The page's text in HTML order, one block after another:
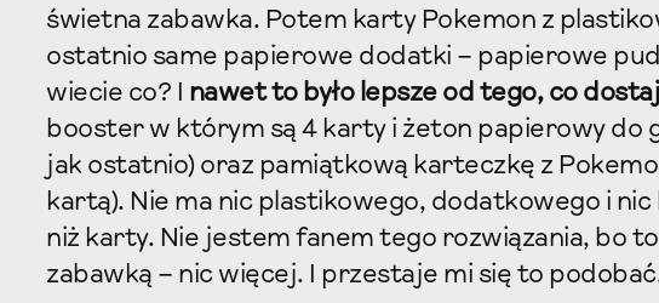
świetna zabawka. Potem karty Pokemon z
ostatnio same papierowe dodatki – papierowe
wiecie co? I nawet to było lepsze od tego, co
booster w którym są 4 karty i żeton papierowy do
jak ostatnio) oraz pamiątkową karteczkę z
kartą). Nie ma nic plastikowego, dodatkowego i
niż karty. Nie jestem fanem tego rozwiązania, bo
zabawką – nic więcej. I przestaje mi się to